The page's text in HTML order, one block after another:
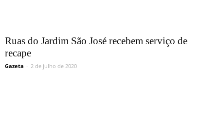
Ruas do Jardim São José recebem serviço de
recape
Gazeta - 2 de julho de 2020